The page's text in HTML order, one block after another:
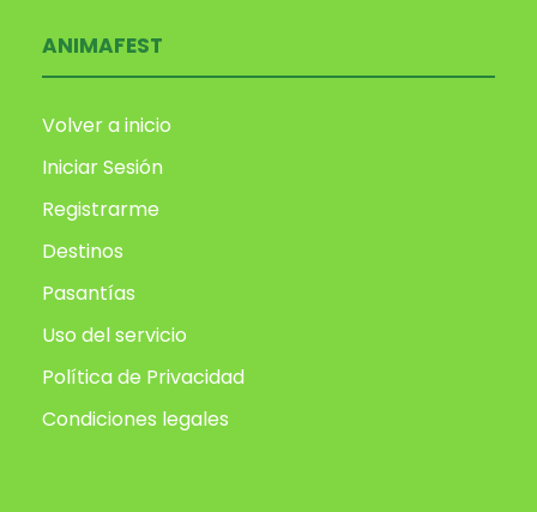
ANIMAFEST
Volver a inicio
Iniciar Sesión
Registrarme
Destinos
Pasantías
Uso del servicio
Política de Privacidad
Condiciones legales